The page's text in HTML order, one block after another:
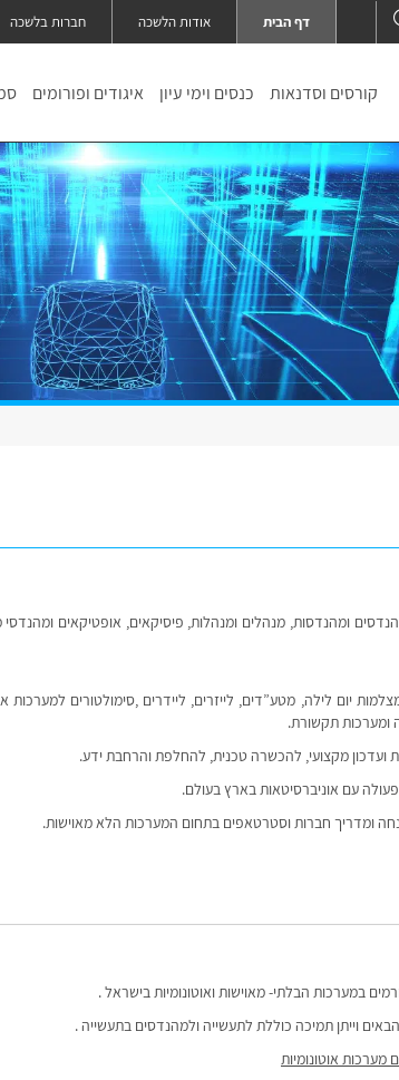
דף הבית אודות הלשכה חברות בלשכה
קורסים וסדנאות כנסים וימי עיון איגודים ופורומים
ומהנדסות, מנהלים ומנהלות, פיסיקאים, אופטיקאים
יום לילה, מטע”דים, לייזרים, ליידרים ,סימולטורים למערכות
ומערכות תקשורת.
ועדכון מקצועי, להכשרה טכנית, להחלפת והרחבת ידע.
פעולה עם אוניברסיטאות בארץ בעולם.
ומדריך חברות וסטרטאפים בתחום המערכות הלא מאוישות.
במערכות הבלתי- מאוישות ואוטונומיות בישראל .
וייתן תמיכה כוללת לתעשייה ולמהנדסים בתעשייה .
אוטונומיות